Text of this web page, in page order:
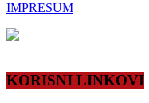
IMPRESUM
KORISNI LINKOVI